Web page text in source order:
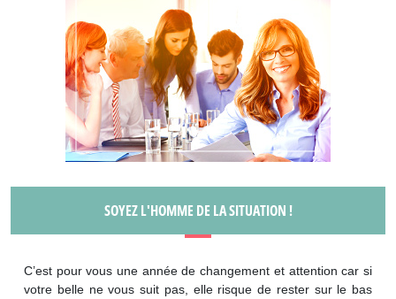
SOYEZ L'HOMME DE LA SITUATION !
C’est pour vous une année de changement et attention car si
votre belle ne vous suit pas, elle risque de rester sur le bas